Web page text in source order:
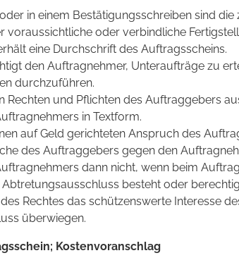
in einem Bestätigungsschreiben sind
voraussichtliche oder verbindliche
eine Durchschrift des Auftragsscheins.
den Auftragnehmer, Unteraufträge zu
durchzuführen.
Rechten und Pflichten des Auftraggebers
in Textform.
auf Geld gerichteten Anspruch des
des Auftraggebers gegen den
dann nicht, wenn beim
Abtretungsausschluss besteht oder
Rechtes das schützenswerte Interesse
überwiegen.
Kostenvoranschlag